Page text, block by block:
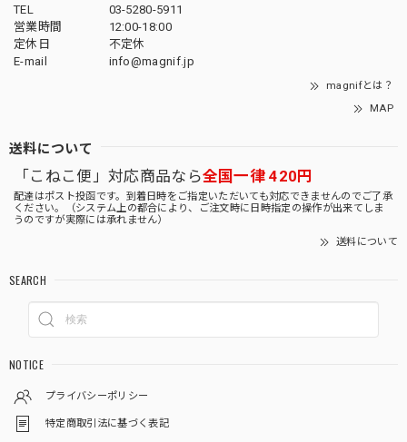
TEL
03-5280-5911
営業時間
12:00-18:00
定休日
不定休
E-mail
info@magnif.jp
magnifとは？
MAP
送料について
「こねこ便」対応商品なら全国一律 420円
配達はポスト投函です。到着日時をご指定いただいても対応できませんのでご了承
ください。（システム上の都合により、ご注文時に日時指定の操作が出来てしま
うのですが実際には承れません）
送料について
SEARCH
NOTICE
プライバシーポリシー
特定商取引法に基づく表記